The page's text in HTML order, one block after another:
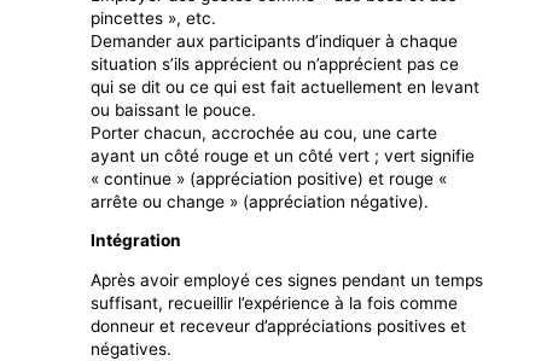
pincettes », etc.
Demander aux participants d’indiquer à chaque
situation s’ils apprécient ou n’apprécient pas ce
qui se dit ou ce qui est fait actuellement en levant
ou baissant le pouce.
Porter chacun, accrochée au cou, une carte
ayant un côté rouge et un côté vert ; vert signifie
« continue » (appréciation positive) et rouge «
arrête ou change » (appréciation négative).
Intégration
Après avoir employé ces signes pendant un temps
suffisant, recueillir l’expérience à la fois comme
donneur et receveur d’appréciations positives et
négatives.